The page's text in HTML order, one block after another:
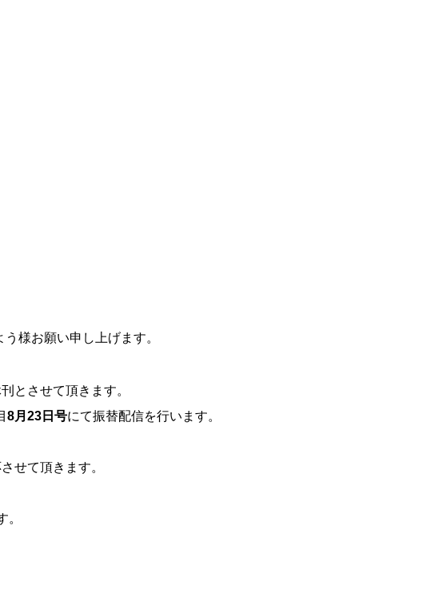
様お願い申し上げます。
とさせて頂きます。
8月23日号にて振替配信を行います。
せて頂きます。